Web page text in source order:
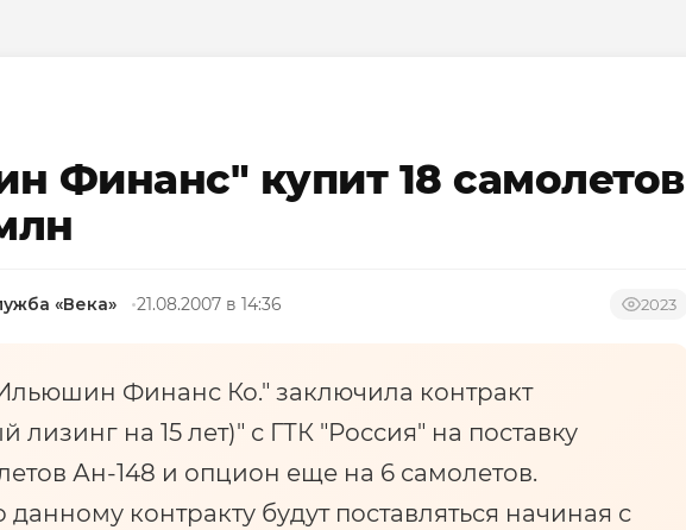
Финанс" купит 18 самолетов
«Века» 21.08.2007 в 14:36 2023
Финанс Ко." заключила контракт
лизинг на 15 лет)" с ГТК "Россия" на поставку
Ан-148 и опцион еще на 6 самолетов.
данному контракту будут поставляться начиная с